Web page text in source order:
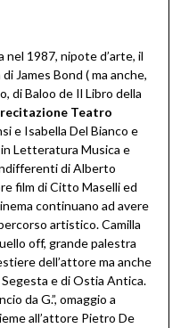
nel 1987, nipote d’arte, il
James Bond ( ma anche,
di Baloo de Il Libro della
Teatro
e Isabella Del Bianco e
Letteratura Musica e
di Alberto
film di Citto Maselli ed
continuano ad avere
artistico. Camilla
off, grande palestra
dell’attore ma anche
e di Ostia Antica.
da G.”, omaggio a
all’attore Pietro De